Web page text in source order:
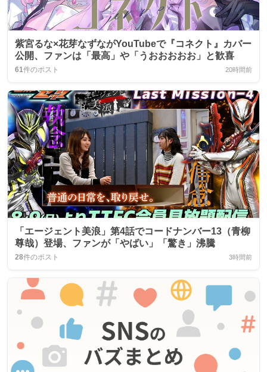
紫宮るな×花芽なずながYouTubeで『コネクト』カバー
公開、ファンは「最高」や「うおおおおお」と歓喜
61件のポスト 20時間前
「エージェント美浪」第4話でコードナンバー13（青柳
尊哉）登場、ファンが「やばい」「驚き」沸騰
28件のポスト 3時間前